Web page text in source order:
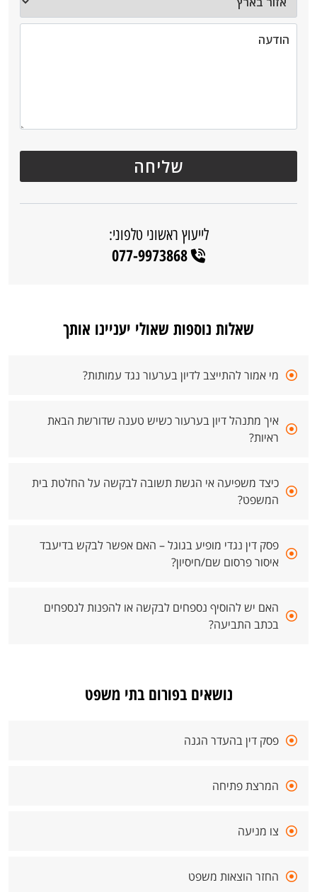
לייעוץ ראשוני טלפוני:
077-9973868
שאלות נוספות שאולי יעניינו אותך
מי אמור להתייצב לדיון בערעור נגד עמותות?
איך מתנהל דיון בערעור כשיש טענה שדורשת הבאת
ראיות?
כיצד משפיעה אי הגשת תשובה לבקשה על החלטת בית
המשפט?
פסק דין נגדי מופיע בגוגל – האם אפשר לבקש בדיעבד
איסור פרסום שם/חיסיון?
האם יש להוסיף נספחים לבקשה או להפנות לנספחים
בכתב התביעה?
נושאים בפורום בתי משפט
פסק דין בהעדר הגנה
המרצת פתיחה
צו מניעה
החזר הוצאות משפט